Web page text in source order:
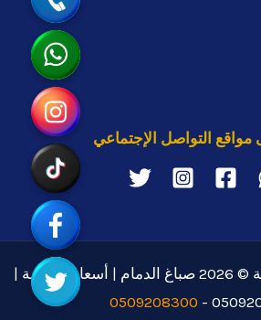
مواقع التواصل الإجتماعي
جميع الحقوق محفوظة © 2026 صباغ الدمام | أسعار منافسة |
0509208300
واتساب
انستقرام
تيك توك
رابط مخصّص
تويتر